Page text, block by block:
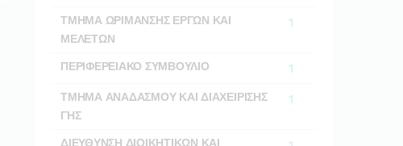
ΤΜΗΜΑ ΩΡΙΜΑΝΣΗΣ ΕΡΓΩΝ ΚΑΙ
ΜΕΛΕΤΩΝ
1
ΠΕΡΙΦΕΡΕΙΑΚΟ ΣΥΜΒΟΥΛΙΟ 1
ΤΜΗΜΑ ΑΝΑΔΑΣΜΟΥ ΚΑΙ ΔΙΑΧΕΙΡΙΣΗΣ
ΓΗΣ
1
ΔΙΕΥΘΥΝΣΗ ΔΙΟΙΚΗΤΙΚΩΝ ΚΑΙ